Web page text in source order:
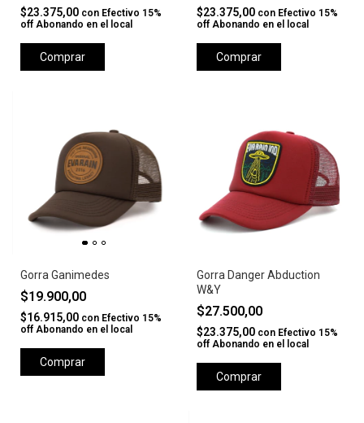
$23.375,00 con Efectivo 15%
off Abonando en el local
Comprar
$23.375,00 con Efectivo 15%
off Abonando en el local
Comprar
Gorra Ganimedes
$19.900,00
$16.915,00 con Efectivo 15%
off Abonando en el local
Comprar
Gorra Danger Abduction
W&Y
$27.500,00
$23.375,00 con Efectivo 15%
off Abonando en el local
Comprar